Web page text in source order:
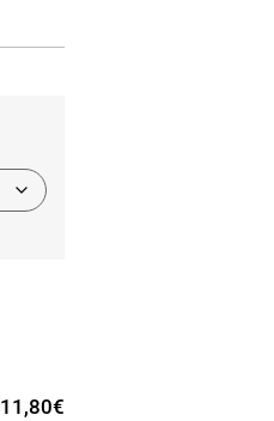
11,80€